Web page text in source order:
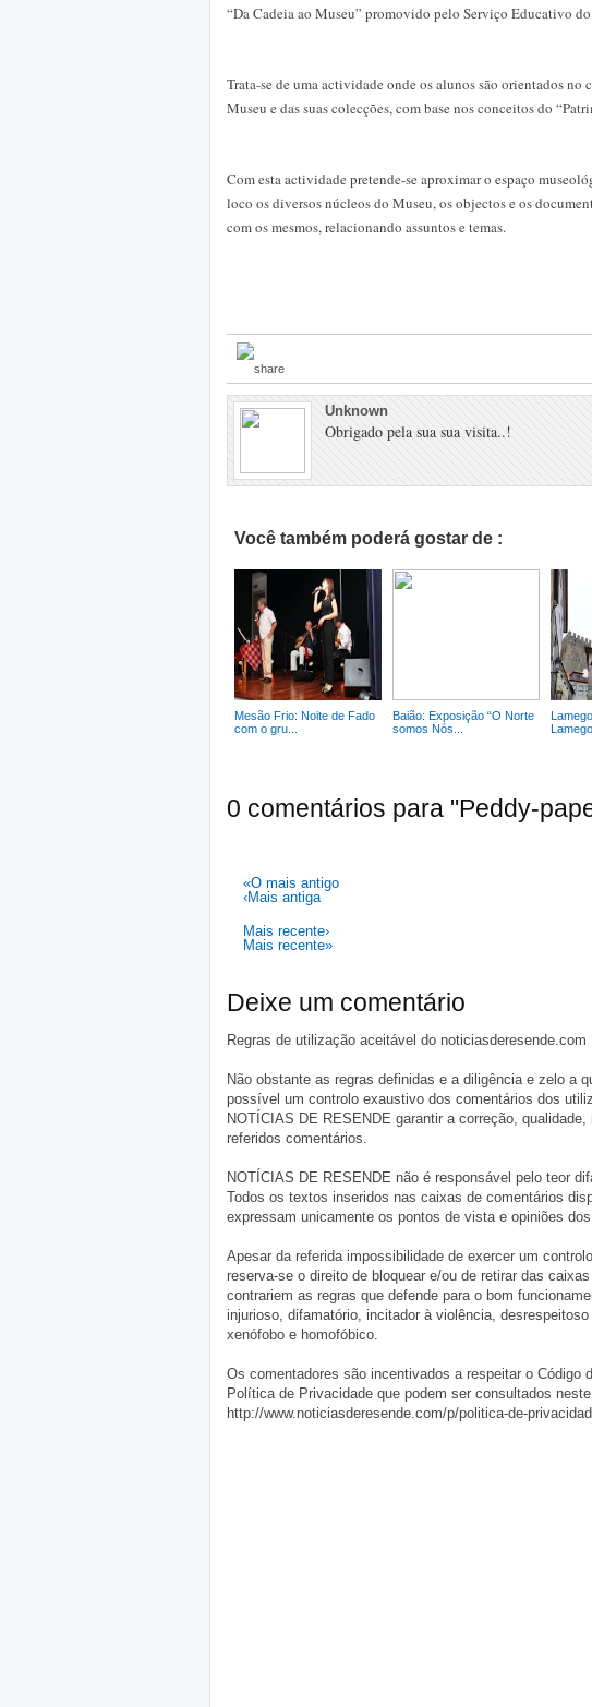
“Da Cadeia ao Museu” promovido pelo Serviço Educativo
Trata-se de uma actividade onde os alunos são orientados
Museu e das suas colecções, com base nos conceitos do
Com esta actividade pretende-se aproximar o espaço
loco os diversos núcleos do Museu, os objectos e os
com os mesmos, relacionando assuntos e temas.
Unknown
Obrigado pela sua sua visita..!
Você também poderá gostar de :
Mesão Frio: Noite de Fado
com o gru...
Baião: Exposição “O Norte
somos Nós...
0 comentários para "Peddy-
«O mais antigo
‹Mais antiga
Mais recente›
Mais recente»
Deixe um comentário
Regras de utilização aceitável do noticiasderesende.com
Não obstante as regras definidas e a diligência e zelo a
possível um controlo exaustivo dos comentários dos
NOTÍCIAS DE RESENDE garantir a correção,
referidos comentários.
NOTÍCIAS DE RESENDE não é responsável pelo teor
Todos os textos inseridos nas caixas de comentários
expressam unicamente os pontos de vista e opiniões
Apesar da referida impossibilidade de exercer um
reserva-se o direito de bloquear e/ou de retirar das
contrariem as regras que defende para o bom
injurioso, difamatório, incitador à violência,
xenófobo e homofóbico.
Os comentadores são incentivados a respeitar o Código
Política de Privacidade que podem ser consultados
http://www.noticiasderesende.com/p/politica-de-